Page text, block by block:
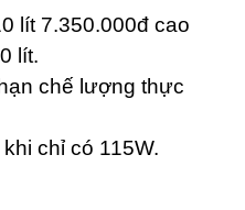
lít 7.350.000đ cao
lít.
chế lượng thực
chỉ có 115W.